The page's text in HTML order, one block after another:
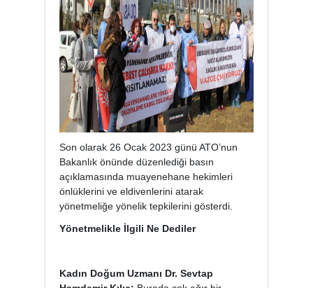
Son olarak 26 Ocak 2023 günü ATO’nun
Bakanlık önünde düzenlediği basın
açıklamasında muayenehane hekimleri
önlüklerini ve eldivenlerini atarak
yönetmeliğe yönelik tepkilerini gösterdi.
Yönetmelikle İlgili Ne Dediler
Kadın Doğum Uzmanı Dr. Sevtap